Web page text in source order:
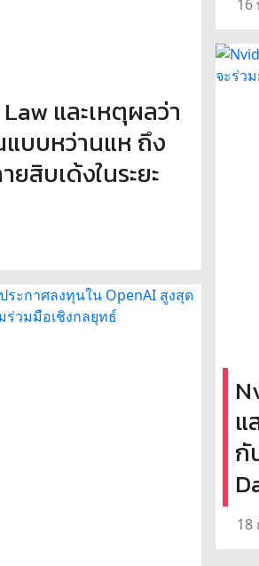
16
และเหตุผลว่า
แบบหว่านแห ถึง
สิบเด้งในระยะ
แ
กั
18